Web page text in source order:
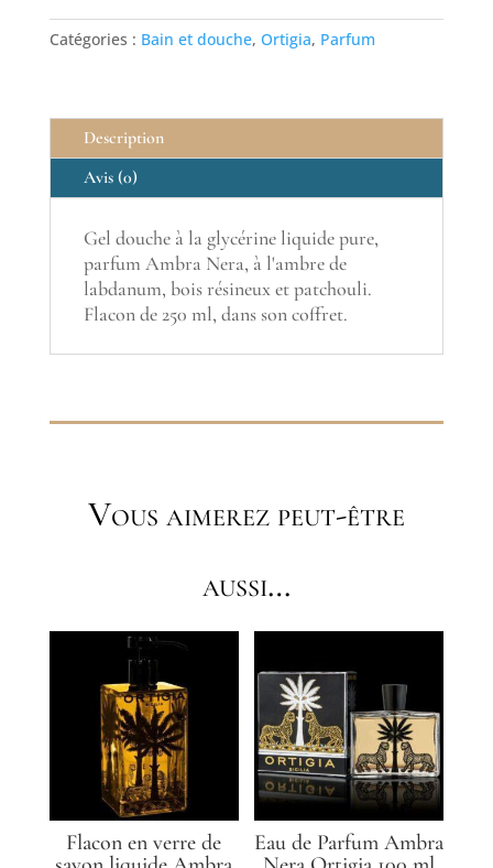
Catégories : Bain et douche, Ortigia, Parfum
Description
Avis (0)
Gel douche à la glycérine liquide pure,
parfum Ambra Nera, à l'ambre de
labdanum, bois résineux et patchouli.
Flacon de 250 ml, dans son coffret.
Vous aimerez peut-être
aussi…
Flacon en verre de
Eau de Parfum Ambra